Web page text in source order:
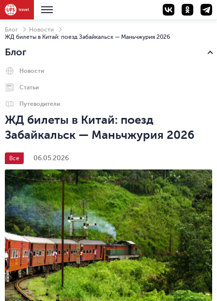
Блог
Новости
ЖД билеты в Китай: поезд Забайкальск — Маньчжурия 2026
Блог
Новости
Статьи
Путеводители
ЖД билеты в Китай: поезд
Забайкальск — Маньчжурия 2026
Все 06.05.2026